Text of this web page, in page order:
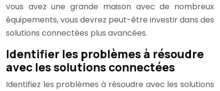
vous avez une grande maison avec de nombreux
équipements, vous devrez peut-être investir dans des
solutions connectées plus avancées.
Identifier les problèmes à résoudre
avec les solutions connectées
Identifiez les problèmes à résoudre avec les solutions